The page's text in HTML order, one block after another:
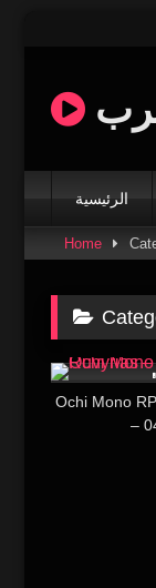
الرئيسية
Home
Ochi Mono